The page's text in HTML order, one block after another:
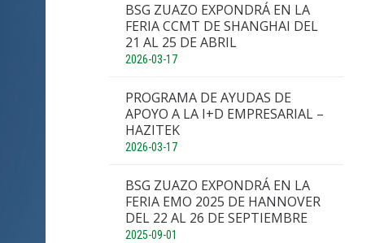
BSG ZUAZO EXPONDRÁ EN LA
FERIA CCMT DE SHANGHAI DEL
21 AL 25 DE ABRIL
2026-03-17
PROGRAMA DE AYUDAS DE
APOYO A LA I+D EMPRESARIAL –
HAZITEK
2026-03-17
BSG ZUAZO EXPONDRÁ EN LA
FERIA EMO 2025 DE HANNOVER
DEL 22 AL 26 DE SEPTIEMBRE
2025-09-01